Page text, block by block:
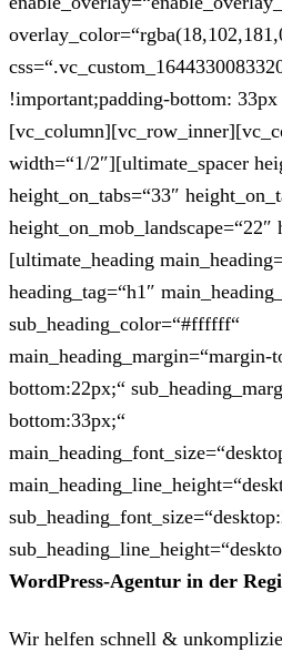
!important;padding-bottom:
width=“1/2″][ultimate_spacer
height_on_tabs=“33″
height_on_mob_landscape=“22″
[ultimate_heading
heading_tag=“h1″
sub_heading_color=“#ffffff“
main_heading_margin=“margin-
bottom:22px;“
bottom:33px;“
WordPress-Agentur in der
Wir helfen schnell &